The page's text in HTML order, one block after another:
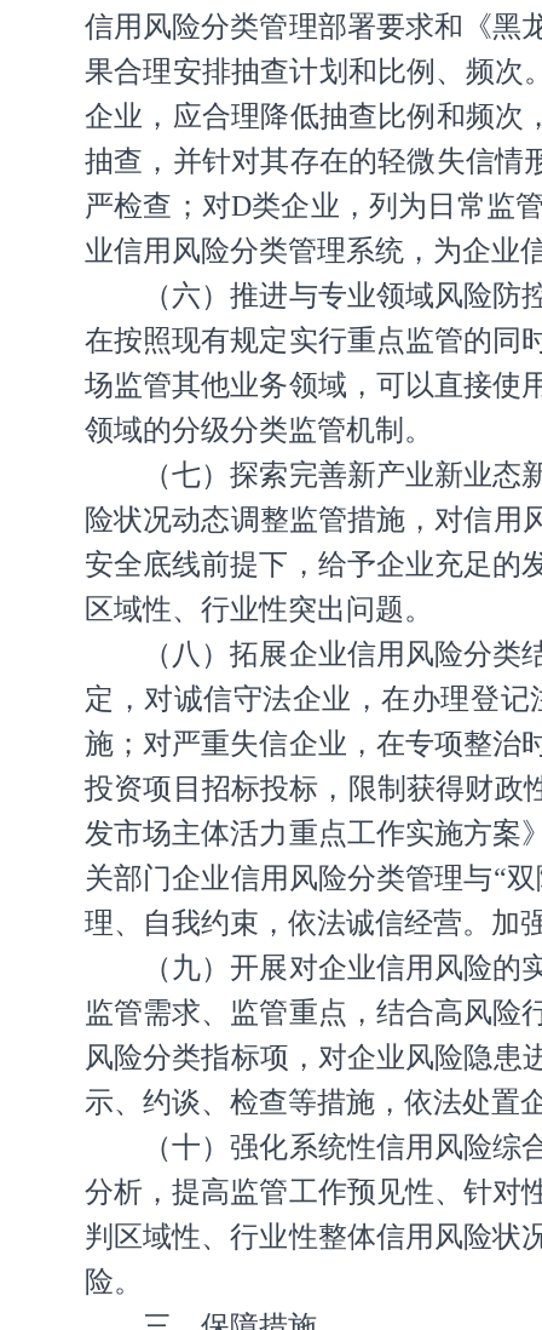
信用风险分类管理部署要求和《黑
果合理安排抽查计划和比例、频次
企业，应合理降低抽查比例和频次
抽查，并针对其存在的轻微失信情
严检查；对D类企业，列为日常监
业信用风险分类管理系统，为企业
（六）推进与专业领域风险
在按照现有规定实行重点监管的同
场监管其他业务领域，可以直接使
领域的分级分类监管机制。
（七）探索完善新产业新业
险状况动态调整监管措施，对信用
安全底线前提下，给予企业充足的
区域性、行业性突出问题。
（八）拓展企业信用风险分
定，对诚信守法企业，在办理登
施；对严重失信企业，在专项整治
投资项目招标投标，限制获得财政
发市场主体活力重点工作实施方案
关部门企业信用风险分类管理与“
理、自我约束，依法诚信经营。加
（九）开展对企业信用风险
监管需求、监管重点，结合高风险
风险分类指标项，对企业风险隐患
示、约谈、检查等措施，依法处置
（十）强化系统性信用风险
分析，提高监管工作预见性、针对
判区域性、行业性整体信用风险状
险。